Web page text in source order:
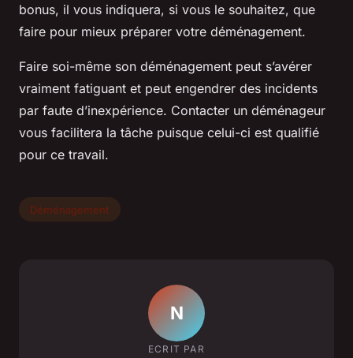
bonus, il vous indiquera, si vous le souhaitez, que
faire pour mieux préparer votre déménagement.
Faire soi-même son déménagement peut s’avérer
vraiment fatiguant et peut engendrer des incidents
par faute d’inexpérience. Contacter un déménageur
vous facilitera la tâche puisque celui-ci est qualifié
pour ce travail.
Déménagement
N
ECRIT PAR